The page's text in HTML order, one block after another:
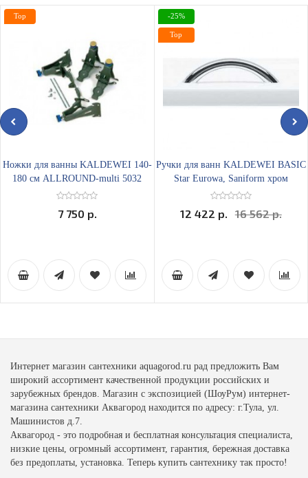
Ножки для ванны KALDEWEI 140-
180 см ALLROUND-multi 5032
7 750 р.
Top
Ручки для ванн KALDEWEI BASIC
Star Eurowa, Saniform хром
12 422 р. 16 562 р.
-25%
Top
Интернет магазин сантехники aquagorod.ru рад предложить Вам
широкий ассортимент качественной продукции российских и
зарубежных брендов. Магазин с экспозицией (ШоуРум) интернет-
магазина сантехники Аквагород находится по адресу: г.Тула, ул.
Машинистов д.7.
Аквагород - это подробная и бесплатная консультация специалиста,
низкие цены, огромный ассортимент, гарантия, бережная доставка
без предоплаты, установка. Теперь купить сантехнику так просто!